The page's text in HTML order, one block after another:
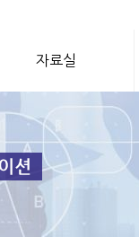
자료실